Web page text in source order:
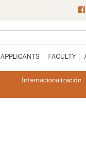
APPLICANTS FACULTY
Internacionalización